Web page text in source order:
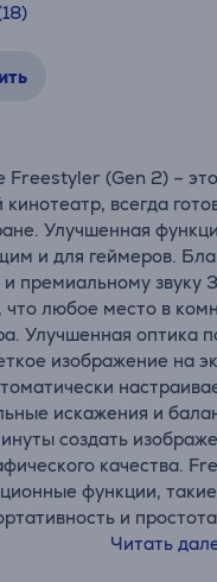
Freestyler (Gen 2) –
всегда
Улучшенная
и для геймеров.
и премиальному звуку
что любое место в
Улучшенная оптика
изображение на
искажения и
создать
качества.
функции,
и
спутником как
Читать